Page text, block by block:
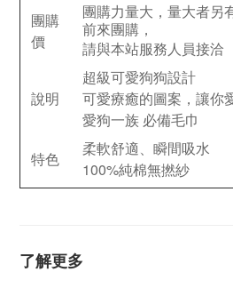
團購
價
團購力量大，量大者另
前來團購，
請與本站服務人員接洽
說明
超級可愛狗狗設計
可愛療癒的圖案，讓你
愛狗一族 必備毛巾
特色
柔軟舒適、瞬間吸水
100%純棉無撚紗
了解更多